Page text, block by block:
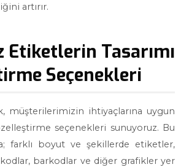
artırır.
Etiketlerin Tasarımı
Seçenekleri
müşterilerimizin ihtiyaçlarına uygun
seçenekleri sunuyoruz. Bu
farklı boyut ve şekillerde etiketler,
barkodlar ve diğer grafikler yer